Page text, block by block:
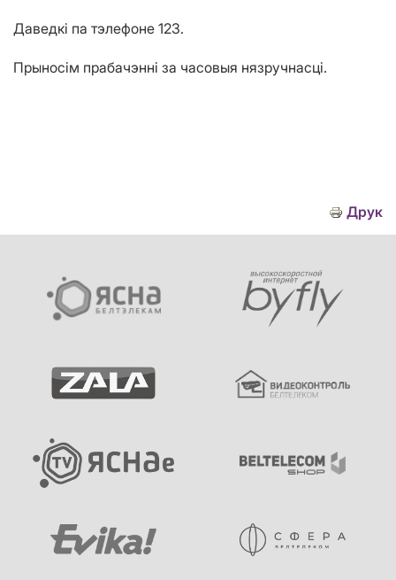
Даведкі па тэлефоне 123.
Прыносім прабачэнні за часовыя нязручнасці.
Друк